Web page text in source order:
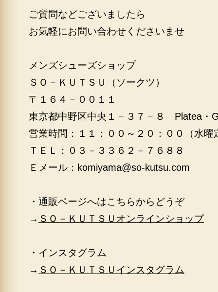
ご質問などございましたら
お気軽にお問い合わせくださいませ
メンズシューズショップ
ＳＯ－ＫＵＴＳＵ（ソークツ）
〒１６４－００１１
東京都中野区中央１－３７－８ Platea・
営業時間：１１：００～２０：００（水曜
ＴＥＬ：０３－３３６２－７６８８
Ｅメール： komiyama@so-kutsu.com
・通販ページへはこちらからどうぞ
→ ＳＯ－ＫＵＴＳＵオンラインショップ
・インスタグラム
→ ＳＯ－ＫＵＴＳＵインスタグラム